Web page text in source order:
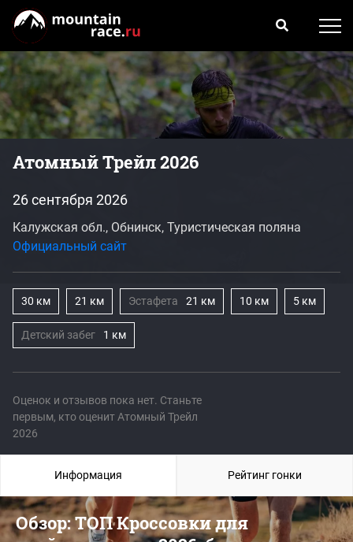
Атомный Трейл 2026
Оценок и отзывов пока нет. Станьте
первым, кто оценит Атомный Трейл
2026
26 сентября 2026
Калужская обл., Обнинск, Туристическая поляна
Официальный сайт
30 км 21 км Эстафета 21 км 10 км 5 км
Детский забег 1 км
Обзор: ТОП Кроссовки для
Информация Рейтинг гонки